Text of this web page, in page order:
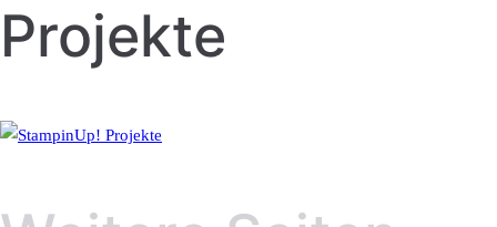
Projekte